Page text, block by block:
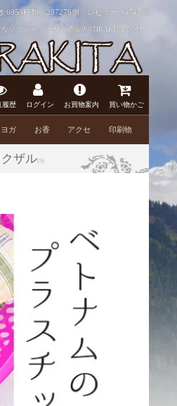
:6953種類、287276個 レビュー:83747件
プラスチックザル 通販店 -TIRAKITA.COM
履歴 ログイン お買物案内 買い物かご
ヨガ お香 アクセ 印刷物
ザル(5)